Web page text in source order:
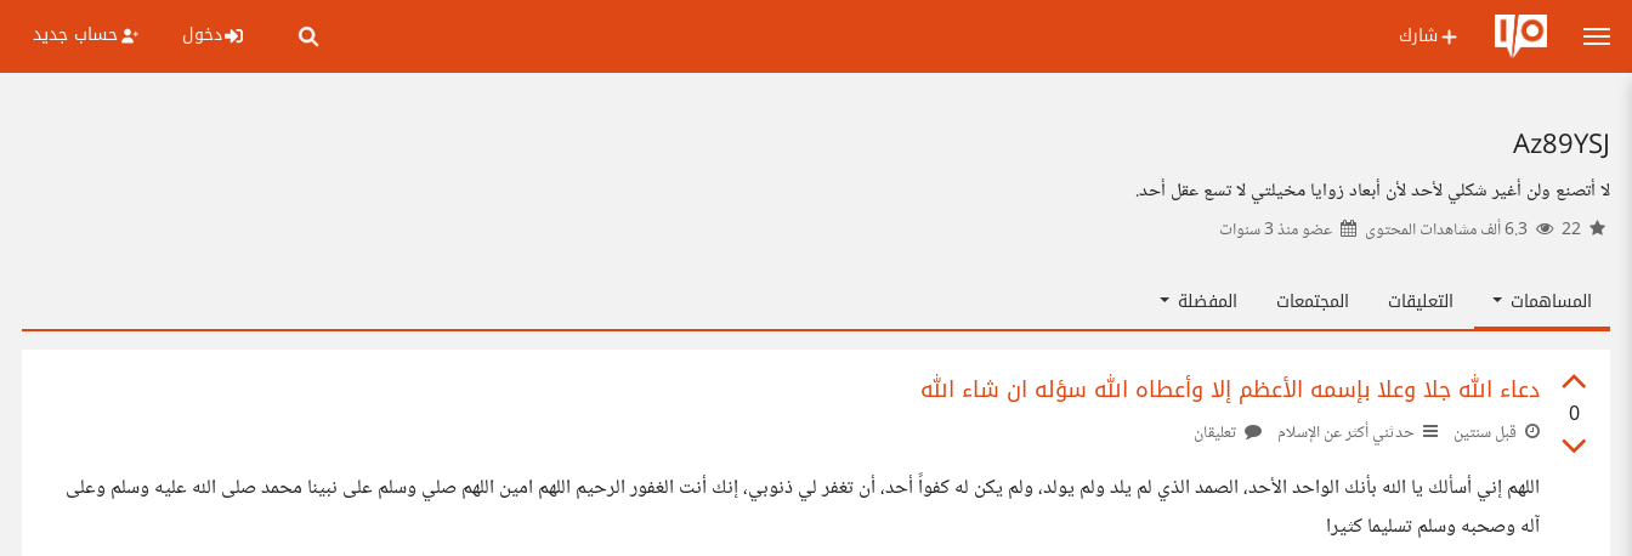
شارك دخول حساب جديد
Az89YSJ
لا أتصنع ولن أغير شكلي لأحد لأن أبعاد زوايا مخيلتي لا تسع عقل أحد.
عضو منذ3 سنوات
المساهمات التعليقات المجتمعات المفضلة
0
دعاء الله جلا وعلا بإسمه الأعظم إلا وأعطاه الله سؤله ان شاء الله
قبل سنتين حدثني أكثر عن الإسلام تعليقان
اللهم إني أسألك يا الله بأنك الواحد الأحد، الصمد الذي لم يلد ولم يولد، ولم يكن له كفواً أحد، أن تغفر لي ذنوبي، إنك أنت الغفور الرحيم اللهم امين اللهم صلي وسلم على نبينا محمد صلى الله عليه وسلم وعلى
آله وصحبه وسلم تسليما كثيرا